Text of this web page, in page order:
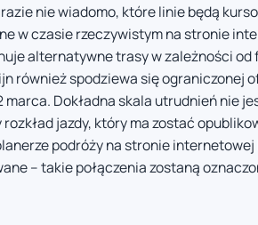
nie wiadomo, które linie będą
w czasie rzeczywistym na stronie
alternatywne trasy w zależności
również spodziewa się ograniczonej
Dokładna skala utrudnień nie
jazdy, który ma zostać
podróży na stronie
– takie połączenia zostaną